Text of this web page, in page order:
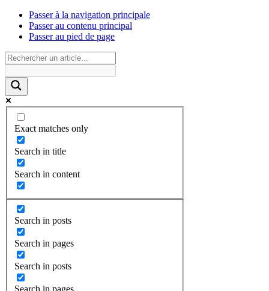
Passer à la navigation principale
Passer au contenu principal
Passer au pied de page
Exact matches only
Search in title
Search in content
Search in posts
Search in pages
Search in posts